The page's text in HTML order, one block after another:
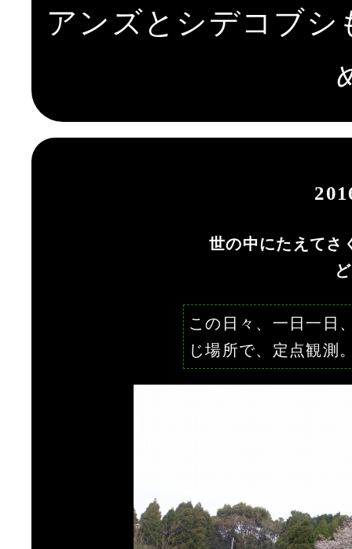
アンズとシデコブシ
世の中にたえてさ
この日々、一日一日
じ場所で、定点観測